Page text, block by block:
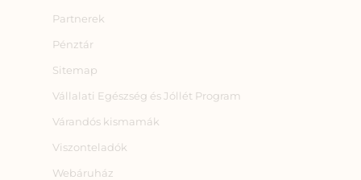
Partnerek
Pénztár
Sitemap
Vállalati Egészség és Jóllét Program
Várandós kismamák
Viszonteladók
Webáruház